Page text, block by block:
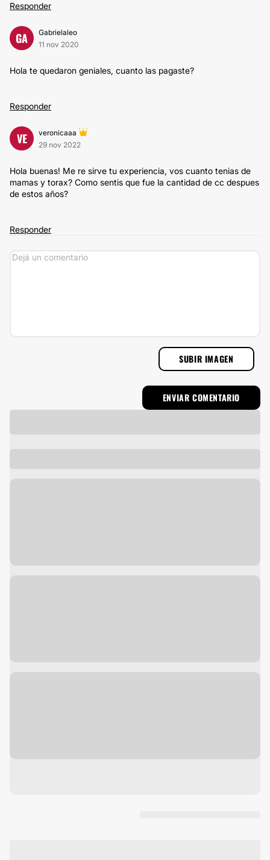
Responder
GA
Gabrielaleo
11 nov 2020
Hola te quedaron geniales, cuanto las pagaste?
Responder
VE
veronicaaa
29 nov 2022
Hola buenas! Me re sirve tu experiencia, vos cuanto tenias de
mamas y torax? Como sentis que fue la cantidad de cc despues
de estos años?
Responder
SUBIR IMAGEN